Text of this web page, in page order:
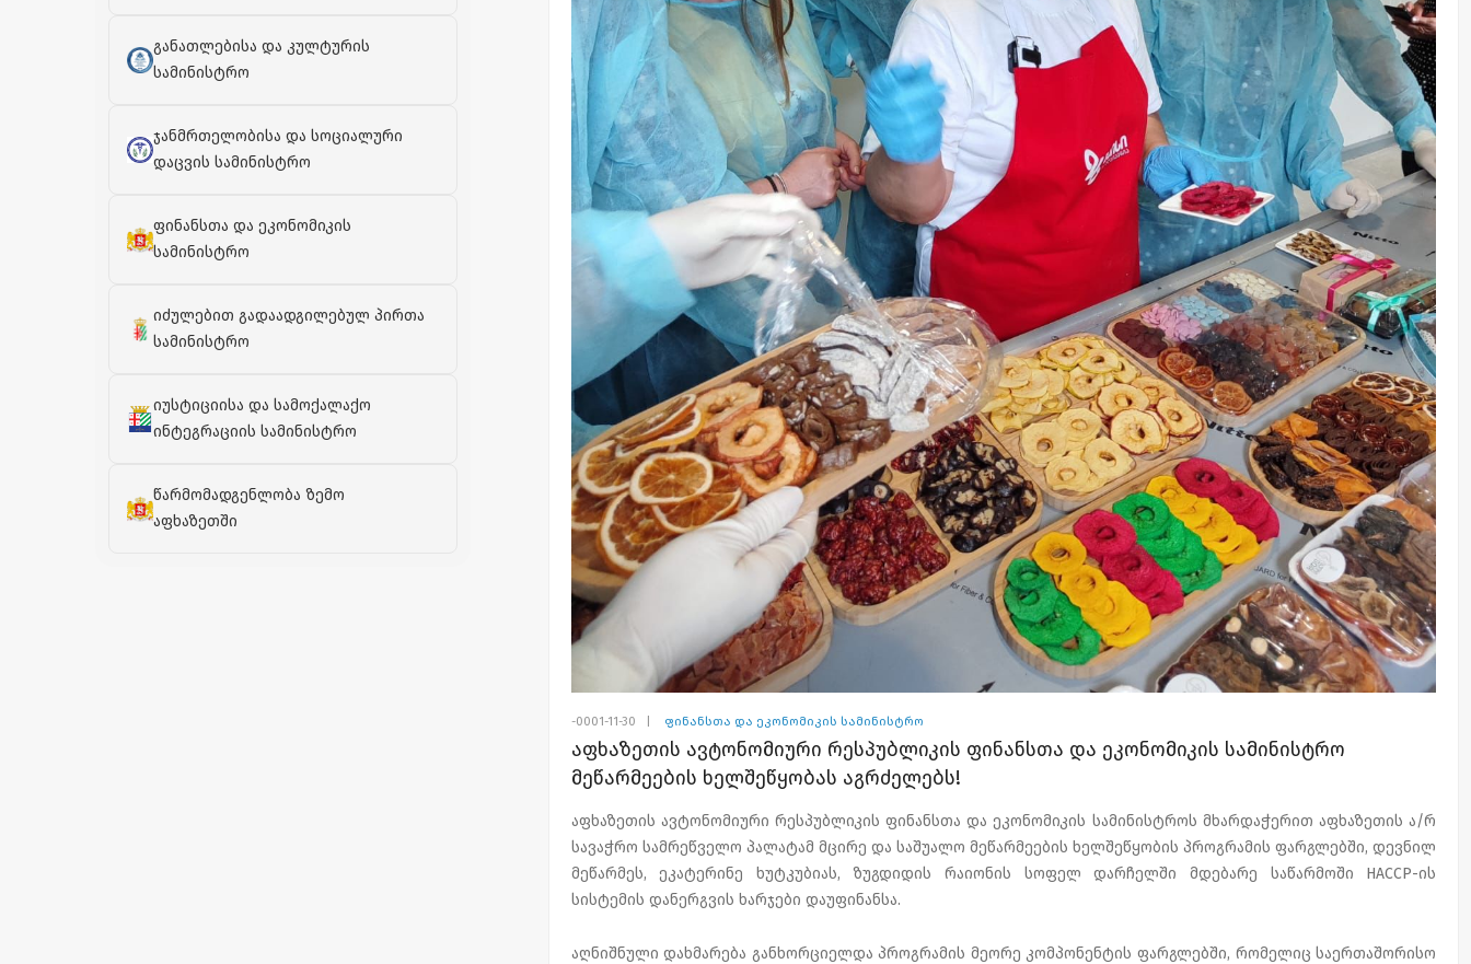
განათლებისა და კულტურის
სამინისტრო
ჯანმრთელობისა და სოციალური
დაცვის სამინისტრო
ფინანსთა და ეკონომიკის
სამინისტრო
იძულებით გადაადგილებულ პირთა
სამინისტრო
იუსტიციისა და სამოქალაქო
ინტეგრაციის სამინისტრო
წარმომადგენლობა ზემო
აფხაზეთში
-0001-11-30 ფინანსთა და ეკონომიკის სამინისტრო
აფხაზეთის ავტონომიური რესპუბლიკის ფინანსთა და ეკონომიკის სამინისტრო
მეწარმეების ხელშეწყობას აგრძელებს!
აფხაზეთის ავტონომიური რესპუბლიკის ფინანსთა და ეკონომიკის სამინისტროს მხარდაჭერით აფხაზეთის ა/რ
სავაჭრო სამრეწველო პალატამ მცირე და საშუალო მეწარმეების ხელშეწყობის პროგრამის ფარგლებში, დევნილ
მეწარმეს, ეკატერინე ხუტკუბიას, ზუგდიდის რაიონის სოფელ დარჩელში მდებარე საწარმოში HACCP-ის
სისტემის დანერგვის ხარჯები დაუფინანსა.
აღნიშნული დახმარება განხორციელდა პროგრამის მეორე კომპონენტის ფარგლებში, რომელიც საერთაშორისო